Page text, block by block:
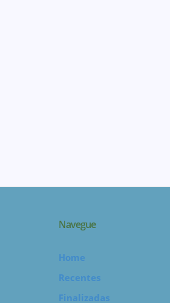
Navegue
Home
Recentes
Finalizadas